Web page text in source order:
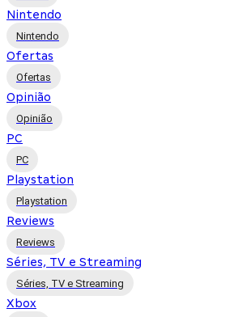
Nintendo
Nintendo
Ofertas
Ofertas
Opinião
Opinião
PC
PC
Playstation
Playstation
Reviews
Reviews
Séries, TV e Streaming
Séries, TV e Streaming
Xbox